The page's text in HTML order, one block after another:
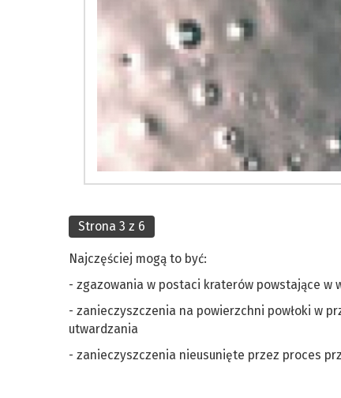
Strona 3 z 6
Najczęściej mogą to być:
- zgazowania w postaci kraterów powstające w
- zanieczyszczenia na powierzchni powłoki w
utwardzania
- zanieczyszczenia nieusunięte przez proces